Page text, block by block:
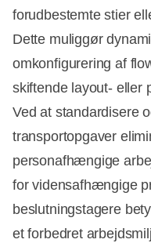
forudbestemte stier
Dette muliggør
omkonfigurering af
skiftende layout- eller
Ved at standardisere
transportopgaver
personafhængige
for vidensafhængige
beslutningstagere
et forbedret